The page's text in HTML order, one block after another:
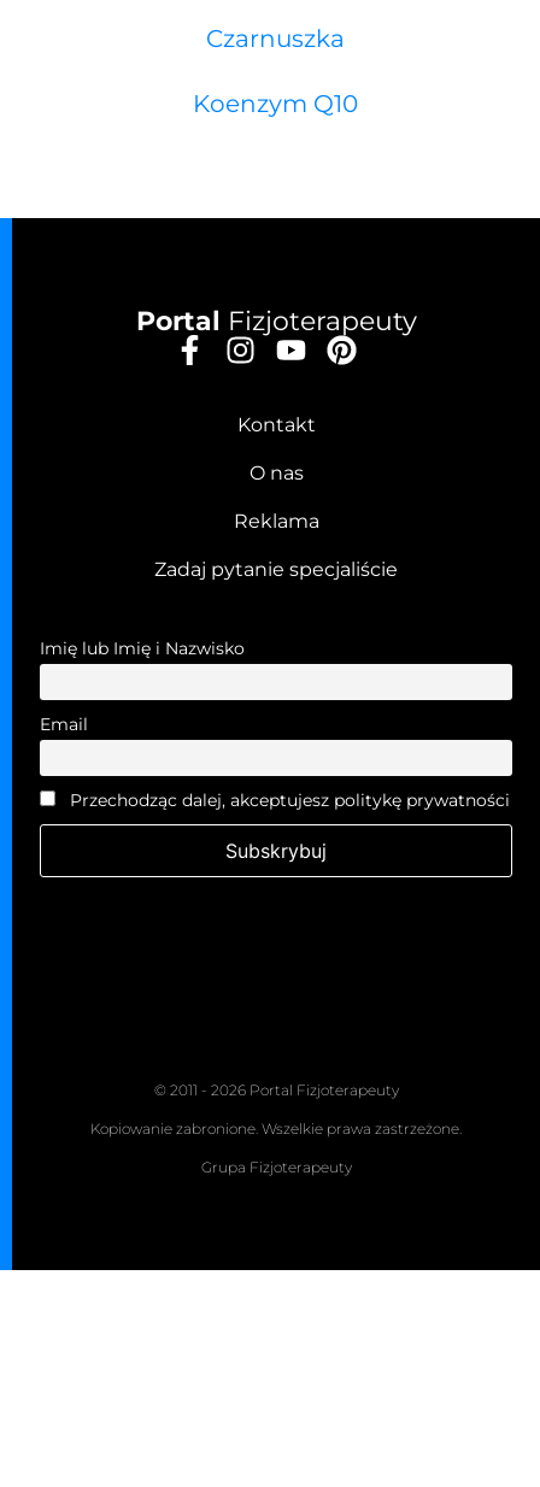
Czarnuszka
Koenzym Q10
Portal Fizjoterapeuty
Kontakt
O nas
Reklama
Zadaj pytanie specjaliście
Imię lub Imię i Nazwisko
Email
Przechodząc dalej, akceptujesz politykę prywatności
© 2011 - 2026 Portal Fizjoterapeuty
Kopiowanie zabronione. Wszelkie prawa zastrzeżone.
Grupa Fizjoterapeuty